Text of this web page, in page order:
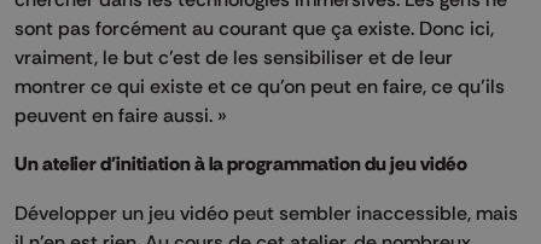
sont pas forcément au courant que ça existe. Donc ici,
vraiment, le but c’est de les sensibiliser et de leur
montrer ce qui existe et ce qu’on peut en faire, ce qu’ils
peuvent en faire aussi. »
Un atelier d'initiation à la programmation du jeu vidéo
Développer un jeu vidéo peut sembler inaccessible, mais